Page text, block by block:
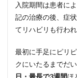
入院期間は患者に
記の治療の後、症
てリハビリも行わ
最初に手足にピリ
クにいたるまでだ
日・最長で3週間ほ